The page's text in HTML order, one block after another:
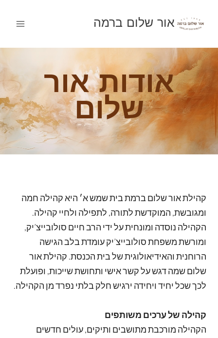
content
אור שלום ברמה
אודות אור
שלום
קהילת אור שלום ברמת בית שמש א׳ היא קהילה חמה
ומגובשת, המוקדשת לתורה, לתפילה ולחיי קהילה.
הקהילה נוסדה ומונחית על ידי הרב חיים סולובייצ’יק,
ומורשת משפחת סולובייצ’יק עומדת בלב הגישה
הרוחנית והאידיאולוגית של בית הכנסת. קהילת אור
שלום שמה דגש על קשר אישי ותחושת שייכות, ופועלת
לכך שכל יחיד ויחידה ירגיש חלק בלתי נפרד מן הקהילה.
קהילה של ערכים משותפים
הקהילה מורכבת מתושבים ותיקים, עולים חדשים